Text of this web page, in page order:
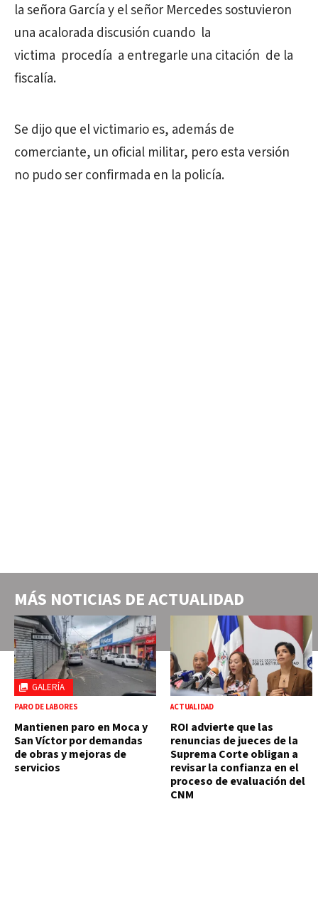
la señora García y el señor Mercedes sostuvieron
una acalorada discusión cuando la
victima procedía a entregarle una citación de la
fiscalía.
Se dijo que el victimario es, además de
comerciante, un oficial militar, pero esta versión
no pudo ser confirmada en la policía.
MÁS NOTICIAS DEACTUALIDAD
GALERÍA
PARO DE LABORES
Mantienen paro en Moca y
San Víctor por demandas
de obras y mejoras de
servicios
ACTUALIDAD
ROI advierte que las
renuncias de jueces de la
Suprema Corte obligan a
revisar la confianza en el
proceso de evaluación del
CNM